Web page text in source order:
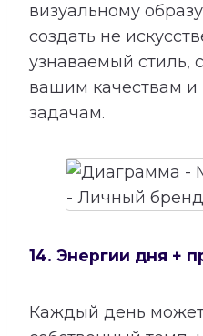
визуальному
создать не
узнаваемый стиль,
вашим качествам
задачам.
14. Энергии дня +
Каждый день